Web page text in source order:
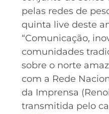
pelas redes de
quinta live deste
“Comunicação,
comunidades
sobre o norte
com a Rede
da Imprensa
transmitida pelo